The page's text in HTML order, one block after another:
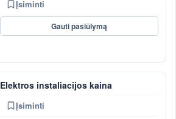
Įsiminti
Gauti pasiūlymą
Elektros instaliacijos kaina
Įsiminti